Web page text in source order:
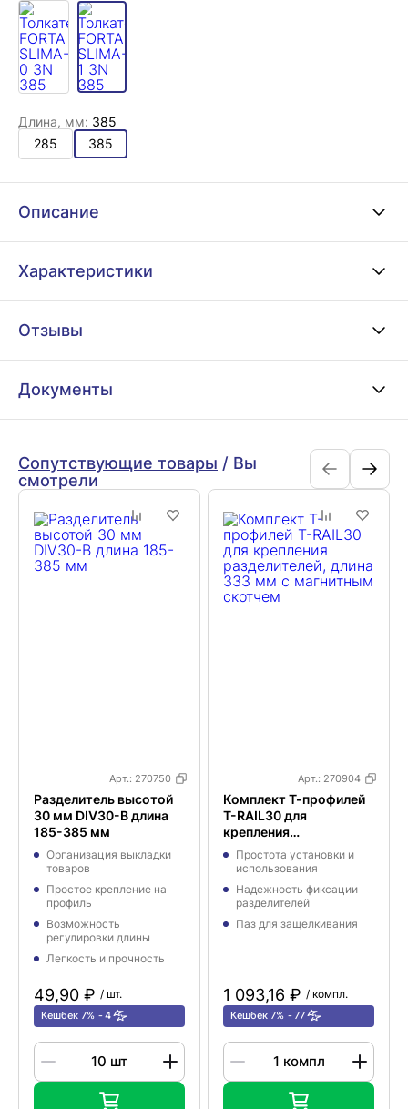
Длина, мм: 385
285
385
Описание
Характеристики
Отзывы
Документы
Сопутствующие товары / Вы
смотрели
Арт.: 270750
Разделитель высотой
30 мм DIV30-B длина
185-385 мм
Организация выкладки
товаров
Простое крепление на
профиль
Возможность
регулировки длины
Легкость и прочность
49,90 ₽ / шт.
Кешбек 7% 4
Арт.: 270904
Комплект Т-профилей
T-RAIL30 для
крепления
разделителей, длина
333 мм с магнитным
Простота установки и
использования
Надежность фиксации
разделителей
Паз для защелкивания
1 093,16 ₽ / компл.
Кешбек 7% 77